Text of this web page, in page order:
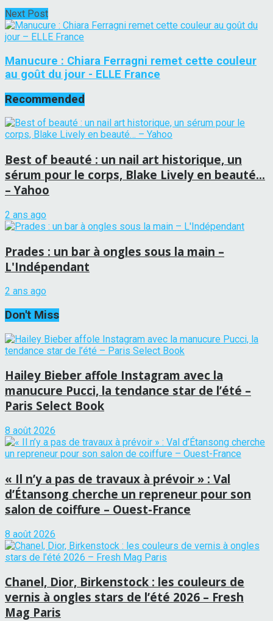
Next Post
Manucure : Chiara Ferragni remet cette couleur
au goût du jour - ELLE France
Recommended
Best of beauté : un nail art historique, un
sérum pour le corps, Blake Lively en beauté…
– Yahoo
2 ans ago
Prades : un bar à ongles sous la main –
L'Indépendant
2 ans ago
Don't Miss
Hailey Bieber affole Instagram avec la
manucure Pucci, la tendance star de l’été –
Paris Select Book
8 août 2026
« Il n’y a pas de travaux à prévoir » : Val
d’Étansong cherche un repreneur pour son
salon de coiffure – Ouest-France
8 août 2026
Chanel, Dior, Birkenstock : les couleurs de
vernis à ongles stars de l’été 2026 – Fresh
Mag Paris